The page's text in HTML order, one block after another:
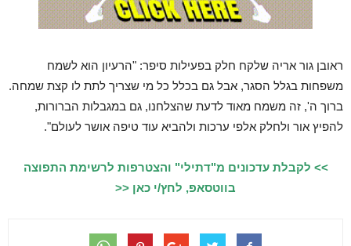
ראובן גור אריה שלקח חלק בפעילות סיפר: "הרעיון הוא לשמח
משפחות בגלל הסגר, אבל גם בכלל כל מי שצריך לתת לו קצת שמחה.
ברוך ה', זה משמח מאוד לדעת שהצלחנו, גם במגבלות הברורות,
להפיץ אור ולחלק אלפי ערכות ולהביא עוד טיפה אושר לעולם".
>> לקבלת עדכונים מ"דתילי" והצטרפות לרשימת התפוצה
בווטסאפ, לחץ/י כאן <<